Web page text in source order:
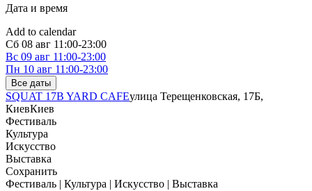
Дата и время
Add to calendar
Сб 08 авг 11:00-23:00
Вс 09 авг 11:00-23:00
Пн 10 авг 11:00-23:00
Все даты
SQUAT 17B YARD CAFEулица Терещенковская, 17Б,
КиевКиев
Фестиваль
Культура
Искусство
Выставка
Сохранить
Фестиваль | Культура | Искусство | Выставка